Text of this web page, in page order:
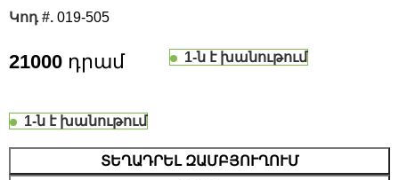
Կոդ #. 019-505
21000 1-ն է խանութում
1-ն է խանութում
ՏԵՂԱԴՐԵԼ ԶԱՄԲՅՈՒՂՈՒՄ